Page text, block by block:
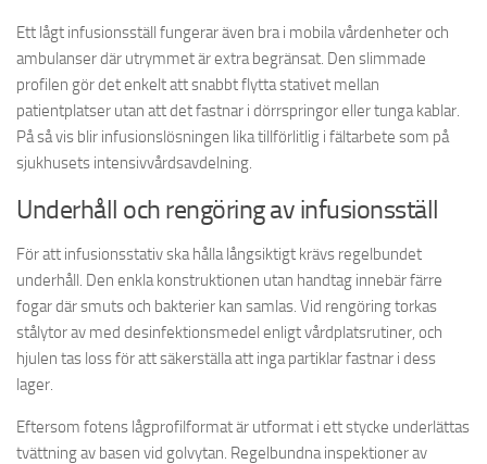
Ett lågt infusionsställ fungerar även bra i mobila vårdenheter och
ambulanser där utrymmet är extra begränsat. Den slimmade
profilen gör det enkelt att snabbt flytta stativet mellan
patientplatser utan att det fastnar i dörrspringor eller tunga kablar.
På så vis blir infusionslösningen lika tillförlitlig i fältarbete som på
sjukhusets intensivvårdsavdelning.
Underhåll och rengöring av infusionsställ
För att infusionsstativ ska hålla långsiktigt krävs regelbundet
underhåll. Den enkla konstruktionen utan handtag innebär färre
fogar där smuts och bakterier kan samlas. Vid rengöring torkas
stålytor av med desinfektionsmedel enligt vårdplatsrutiner, och
hjulen tas loss för att säkerställa att inga partiklar fastnar i dess
lager.
Eftersom fotens lågprofilformat är utformat i ett stycke underlättas
tvättning av basen vid golvytan. Regelbundna inspektioner av